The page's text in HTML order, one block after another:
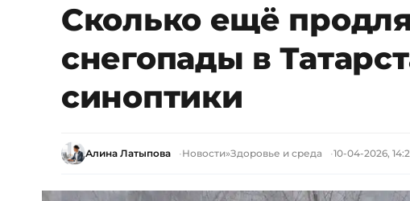
Сколько ещё
снегопады в
синоптики
Алина Латыпова Новости»Здоровье и среда 10-04-2026,